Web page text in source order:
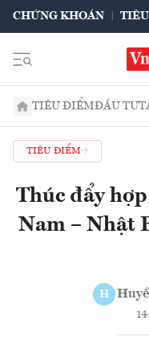
CHỨNG KHOÁN
TIÊU ĐIỂMĐẦU TƯ
TIÊU ĐIỂM
Thúc đẩy
Nam – Nhật
H